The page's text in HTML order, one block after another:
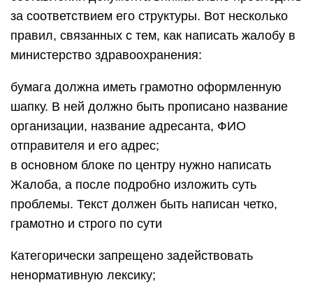
за соответствием его структуры. Вот несколько
правил, связанных с тем, как написать жалобу в
министерство здравоохранения:
бумага должна иметь грамотно оформленную
шапку. В ней должно быть прописано название
организации, название адресанта, ФИО
отправителя и его адрес;
в основном блоке по центру нужно написать
Жалоба, а после подробно изложить суть
проблемы. Текст должен быть написан четко,
грамотно и строго по сути
Категорически запрещено задействовать
ненормативную лексику;